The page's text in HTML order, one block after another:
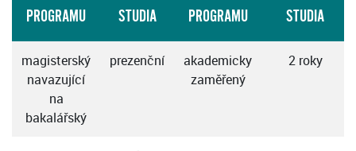
PROGRAMU
STUDIA
PROGRAMU
STUDIA
magisterský
navazující
na
bakalářský
prezenční
akademicky
zaměřený
2 roky